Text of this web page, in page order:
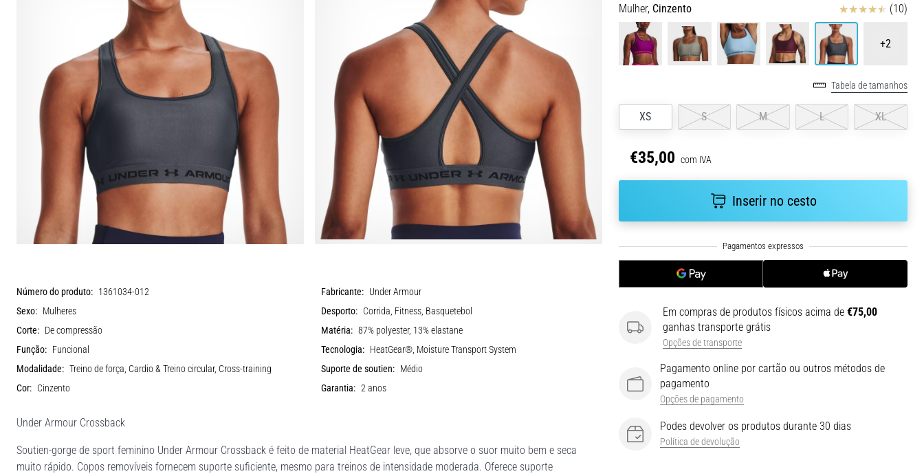
Mulher, Cinzento Avaliação (10)
+2
Tabela de tamanhos
XS S M L XL
€35,00 com IVA
Inserir no cesto
Em compras de produtos físicos acima de €75,00
ganhas transporte grátis
Opções de transporte
Pagamento online por cartão ou outros métodos de
pagamento
Opções de pagamento
Podes devolver os produtos durante 30 dias
Política de devolução
Número do produto: 1361034-012 Fabricante: Under Armour
Sexo: Mulheres Desporto: Corrida, Fitness, Basquetebol
Corte: De compressão Matéria: 87% polyester, 13% elastane
Função: Funcional Tecnologia: HeatGear®, Moisture Transport System
Modalidade: Treino de força, Cardio & Treino circular, Cross-training Suporte de soutien: Médio
Cor: Cinzento Garantia: 2 anos
Under Armour Crossback
Soutien-gorge de sport feminino Under Armour Crossback é feito de material HeatGear leve, que absorve o suor muito bem e seca
muito rápido. Copos removíveis fornecem suporte suficiente, mesmo para treinos de intensidade moderada. Oferece suporte